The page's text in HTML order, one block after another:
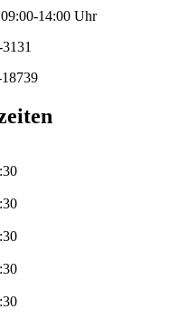
09:00-14:00 Uhr